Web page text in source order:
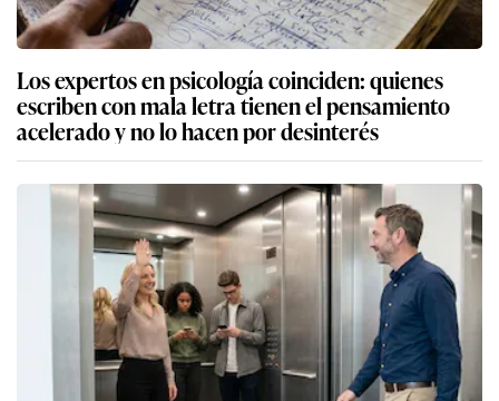
Los expertos en psicología coinciden: quienes
escriben con mala letra tienen el pensamiento
acelerado y no lo hacen por desinterés